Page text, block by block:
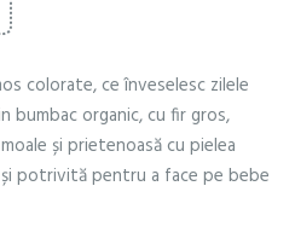
colorate, ce înveselesc zilele
bumbac organic, cu fir gros,
și prietenoasă cu pielea
potrivită pentru a face pe bebe